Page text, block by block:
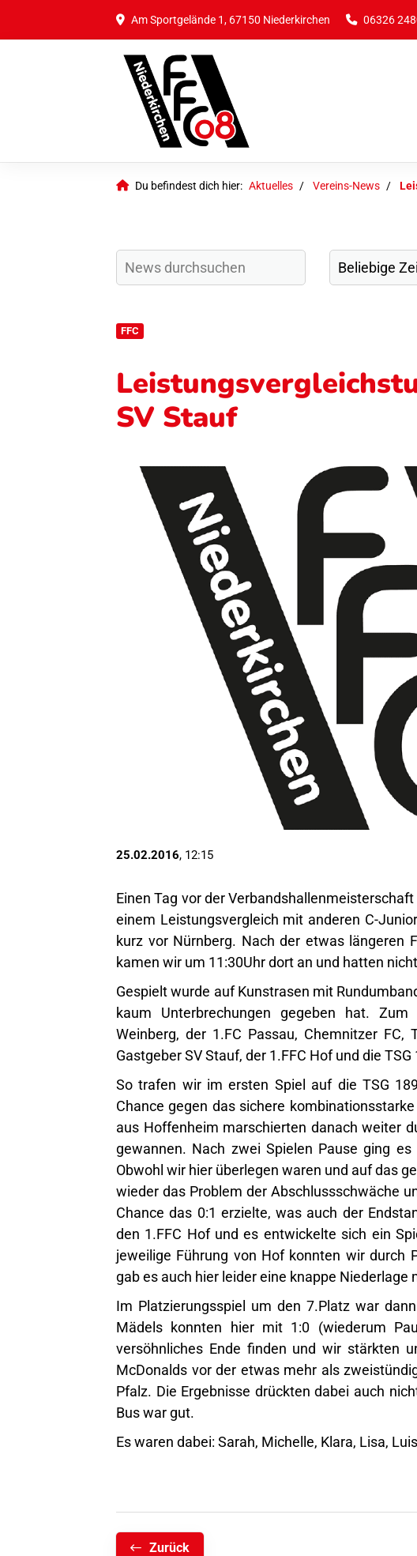
Am Sportgelände 1, 67150 Niederkirchen 06326
Du befindest dich hier: Aktuelles Vereins-News
FFC
SV Stauf
25.02.2016, 12:15
Einen Tag vor der
einem Leistungsvergleich mit anderen C-
kurz vor Nürnberg. Nach der etwas längeren
kamen wir um 11:30Uhr dort an und hatten
Gespielt wurde auf Kunstrasen mit
kaum Unterbrechungen gegeben hat.
Weinberg, der 1.FC Passau, Chemnitzer
Gastgeber SV Stauf, der 1.FFC Hof und die
So trafen wir im ersten Spiel auf die TSG
Chance gegen das sichere
aus Hoffenheim marschierten danach weiter
gewannen. Nach zwei Spielen Pause ging
Obwohl wir hier überlegen waren und auf das
wieder das Problem der Abschlussschwäche
Chance das 0:1 erzielte, was auch der
den 1.FFC Hof und es entwickelte sich ein
jeweilige Führung von Hof konnten wir durch
gab es auch hier leider eine knappe Niederlage
Im Platzierungsspiel um den 7.Platz war
Mädels konnten hier mit 1:0 (wiederum
versöhnliches Ende finden und wir stärkten
McDonalds vor der etwas mehr als
Pfalz. Die Ergebnisse drückten dabei auch
Bus war gut.
Es waren dabei: Sarah, Michelle, Klara, Lisa,
Zurück